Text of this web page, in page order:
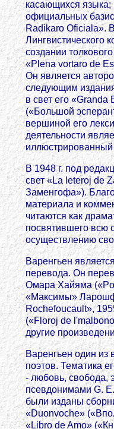
касающихся языка;
официальных
Radikaro Oficialа».
Лингвистического
создании
«Plena vortaro de
Он является
следующим
в свет его
(«Большой
вершиной его
деятельности
иллюстрированный
В 1948 г. под
свет «La leteroj de
Заменгофа»).
материала и
читаются как
посвятившего всю
осуществлению
Варенгьен
перевода. Он
Омара Хайяма
«Максимы»
Rochefoucault»,
(«Floroj de
другие
Варенгьен один
поэтов. Тематика
- любовь, свобода,
псевдонимами G.
были изданы
«Duonvoche»
«Libro de Amo»